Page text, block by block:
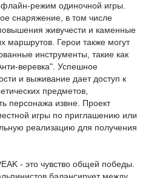
режим одиночной игры.
снаряжение, в том числе
живучести и каменные
маршрутов. Герои также могут
инструменты, такие как
веревка". Успешное
и выживание дает доступ к
предметов,
персонажа извне. Проект
игры по приглашению или
реализацию для получения
- это чувство общей победы.